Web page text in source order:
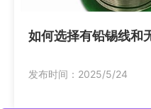
如何选择有铅锡线和
发布时间：2025/5/24